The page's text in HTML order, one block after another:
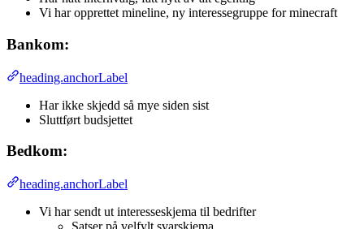
Vi har opprettet mineline, ny interessegruppe for minecraft
Bankom:
heading.anchorLabel
Har ikke skjedd så mye siden sist
Sluttført budsjettet
Bedkom:
heading.anchorLabel
Vi har sendt ut interesseskjema til bedrifter